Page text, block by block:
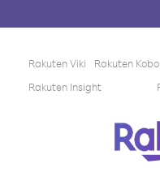
Rakuten Viki Rakuten Kobo
Rakuten Insight